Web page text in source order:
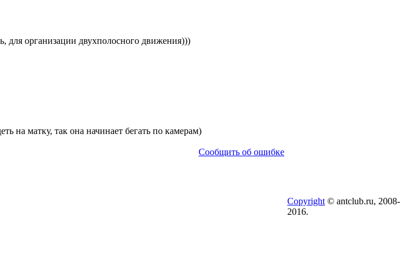
для организации двухполосного движения)))
на матку, так она начинает бегать по камерам)
Сообщить об ошибке
Copyright © antclub.ru, 2008-
2016.